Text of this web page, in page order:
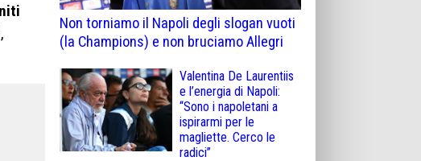
Non torniamo il Napoli degli slogan vuoti
(la Champions) e non bruciamo Allegri
Valentina De Laurentiis
e l’energia di Napoli:
“Sono i napoletani a
ispirarmi per le
magliette. Cerco le
radici”